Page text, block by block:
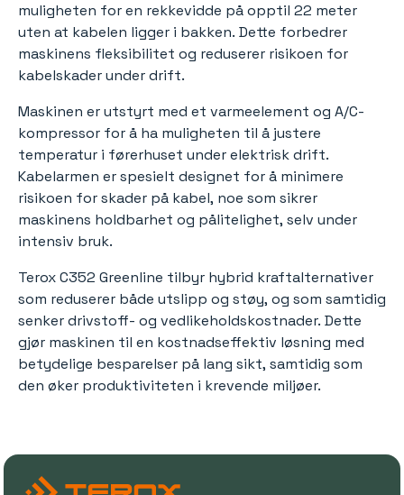
muligheten for en rekkevidde på opptil 22 meter
uten at kabelen ligger i bakken. Dette forbedrer
maskinens fleksibilitet og reduserer risikoen for
kabelskader under drift.
Maskinen er utstyrt med et varmeelement og A/C-
kompressor for å ha muligheten til å justere
temperatur i førerhuset under elektrisk drift.
Kabelarmen er spesielt designet for å minimere
risikoen for skader på kabel, noe som sikrer
maskinens holdbarhet og pålitelighet, selv under
intensiv bruk.
Terox C352 Greenline tilbyr hybrid kraftalternativer
som reduserer både utslipp og støy, og som samtidig
senker drivstoff- og vedlikeholdskostnader. Dette
gjør maskinen til en kostnadseffektiv løsning med
betydelige besparelser på lang sikt, samtidig som
den øker produktiviteten i krevende miljøer.